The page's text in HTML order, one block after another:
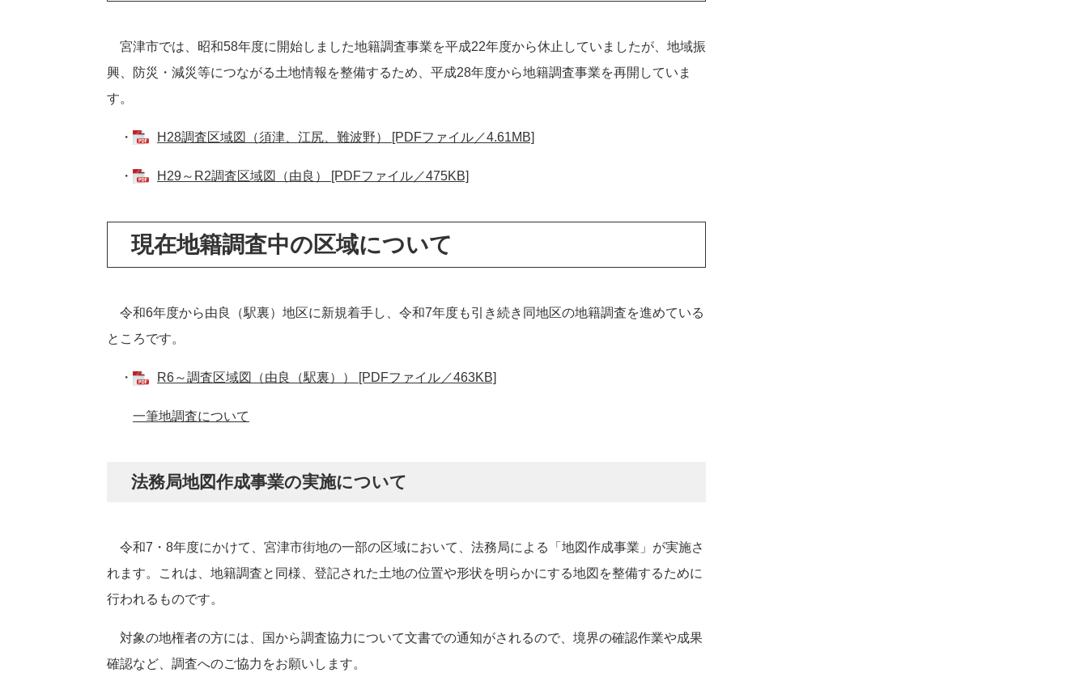
宮津市では、昭和58年度に開始しました地籍調査事業を平成22年度から休止していましたが、地域振
興、防災・減災等につながる土地情報を整備するため、平成28年度から地籍調査事業を再開していま
す。
・ H28調査区域図（須津、江尻、難波野） [PDFファイル／4.61MB]
・ H29～R2調査区域図（由良） [PDFファイル／475KB]
現在地籍調査中の区域について
令和6年度から由良（駅裏）地区に新規着手し、令和7年度も引き続き同地区の地籍調査を進めている
ところです。
・ R6～調査区域図（由良（駅裏）） [PDFファイル／463KB]
一筆地調査について
法務局地図作成事業の実施について
令和7・8年度にかけて、宮津市街地の一部の区域において、法務局による「地図作成事業」が実施さ
れます。これは、地籍調査と同様、登記された土地の位置や形状を明らかにする地図を整備するために
行われるものです。
対象の地権者の方には、国から調査協力について文書での通知がされるので、境界の確認作業や成果
確認など、調査へのご協力をお願いします。